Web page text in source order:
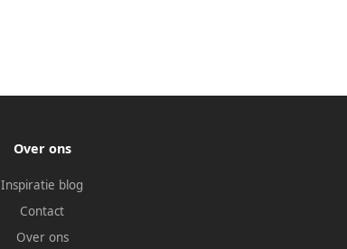
Over ons
Inspiratie blog
Contact
Over ons